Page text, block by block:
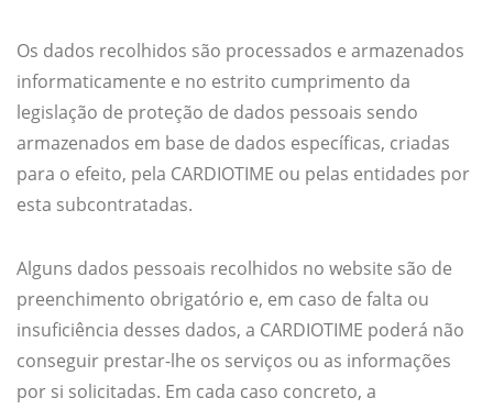
Os dados recolhidos são processados e armazenados
informaticamente e no estrito cumprimento da
legislação de proteção de dados pessoais sendo
armazenados em base de dados específicas, criadas
para o efeito, pela CARDIOTIME ou pelas entidades por
esta subcontratadas.
Alguns dados pessoais recolhidos no website são de
preenchimento obrigatório e, em caso de falta ou
insuficiência desses dados, a CARDIOTIME poderá não
conseguir prestar-lhe os serviços ou as informações
por si solicitadas. Em cada caso concreto, a